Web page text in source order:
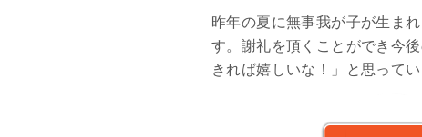
昨年の夏に無事我が子が生ま
す。謝礼を頂くことができ今
きれば嬉しいな！」と思って